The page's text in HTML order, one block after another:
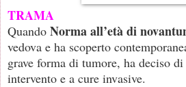
TRAMA
Quando Norma all’età di
vedova e ha scoperto
grave forma di tumore, ha deciso
intervento e a cure invasive.